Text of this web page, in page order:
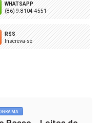
WHATSAPP
(86) 9.8104-4551
RSS
Inscreva-se